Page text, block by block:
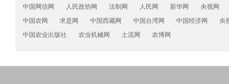
中国网信网 人民政协网 法制网 人民网 新华网 央视网
中国农网
求是网 中国西藏网 中国台湾网 中国经济网 央
中国农业出版社
农业机械网 土流网 农博网